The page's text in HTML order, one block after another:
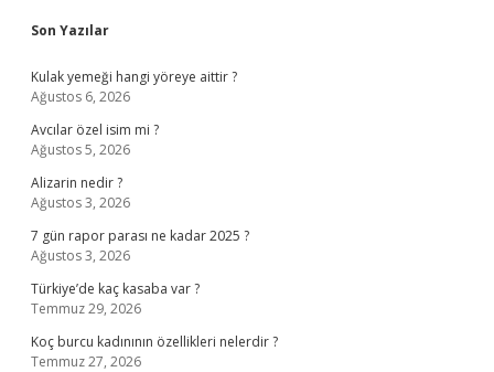
Sidebar
Son Yazılar
Kulak yemeği hangi yöreye aittir ?
Ağustos 6, 2026
Avcılar özel isim mi ?
Ağustos 5, 2026
Alizarin nedir ?
Ağustos 3, 2026
7 gün rapor parası ne kadar 2025 ?
Ağustos 3, 2026
Türkiye’de kaç kasaba var ?
Temmuz 29, 2026
Koç burcu kadınının özellikleri nelerdir ?
Temmuz 27, 2026